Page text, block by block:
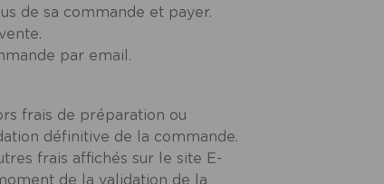
de sa commande et payer.
par email.
frais de préparation ou
définitive de la commande.
frais affichés sur le site E-
de la validation de la